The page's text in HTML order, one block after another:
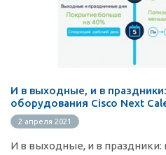
И в выходные, и в
оборудования Cisco Next
2 апреля 2021
И в выходные, и в праздники: